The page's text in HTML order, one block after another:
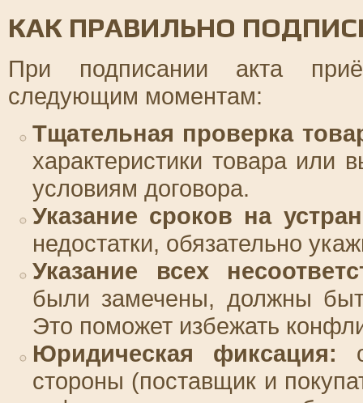
КАК ПРАВИЛЬНО
При подписании акта
следующим моментам:
Тщательная проверка
характеристики товара или
условиям договора.
Указание сроков на
недостатки, обязательно
Указание всех
были замечены, должны
Это поможет избежать
Юридическая фиксация:
стороны (поставщик и